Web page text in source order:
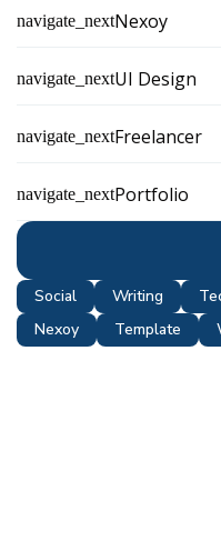
navigate_nextNexoy
navigate_nextUI Design
navigate_nextFreelancer
navigate_nextPortfolio
Social Writing
Nexoy
Template